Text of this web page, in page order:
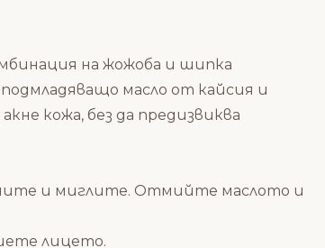
на жожоба и шипка
масло от кайсия и
кожа, без да предизвиква
и миглите. Отмийте маслото и
лицето.